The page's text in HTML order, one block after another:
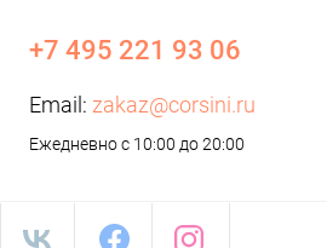
+7 495 221 93 06
Email: zakaz@corsini.ru
Ежедневно с 10:00 до 20:00